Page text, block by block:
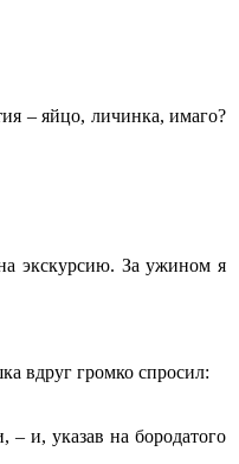
– яйцо, личинка, имаго?
экскурсию. За ужином я
вдруг громко спросил:
и, указав на бородатого